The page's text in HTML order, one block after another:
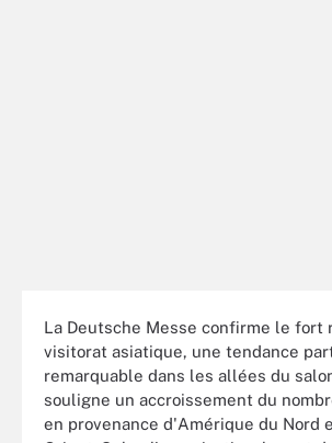
La Deutsche Messe confirme le fort
visitorat asiatique, une tendance
remarquable dans les allées du
souligne un accroissement du
en provenance d'Amérique du Nord